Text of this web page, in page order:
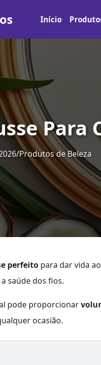
Início
Para
/Produtos de Beleza
perfeito para dar vida
saúde dos fios.
pode proporcionar
ocasião.